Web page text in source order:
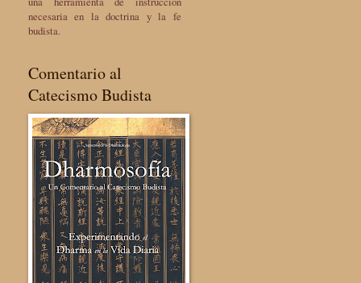
necesaria en la doctrina y la fe
budista.
Comentario al
Catecismo Budista